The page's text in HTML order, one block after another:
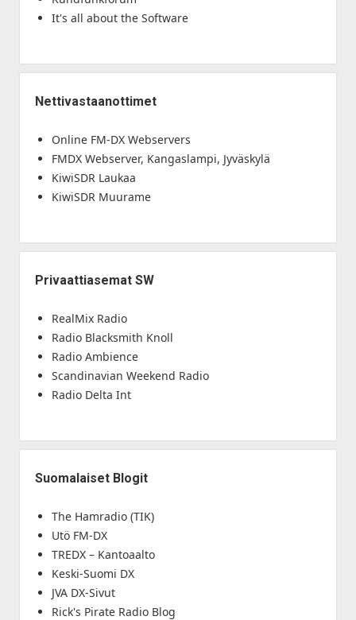
It's all about the Software
Nettivastaanottimet
Online FM-DX Webservers
FMDX Webserver, Kangaslampi, Jyväskylä
KiwiSDR Laukaa
KiwiSDR Muurame
Privaattiasemat SW
RealMix Radio
Radio Blacksmith Knoll
Radio Ambience
Scandinavian Weekend Radio
Radio Delta Int
Suomalaiset Blogit
The Hamradio (TIK)
Utö FM-DX
TREDX – Kantoaalto
Keski-Suomi DX
JVA DX-Sivut
Rick's Pirate Radio Blog